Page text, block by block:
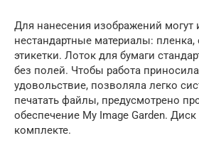
Для нанесения изображений могут
нестандартные материалы: пленка,
этикетки. Лоток для бумаги
без полей. Чтобы работа
удовольствие, позволяла легко
печатать файлы, предусмотрено
обеспечение My Image Garden.
комплекте.